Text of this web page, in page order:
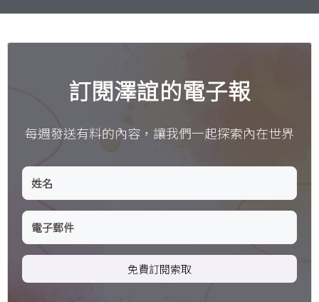
訂閱澤誼的電子報
每週發送有料的內容，讓我們一起探索內在世界
免費訂閱索取